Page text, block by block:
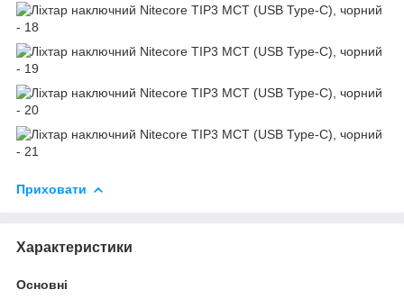
Приховати
Характеристики
Основні